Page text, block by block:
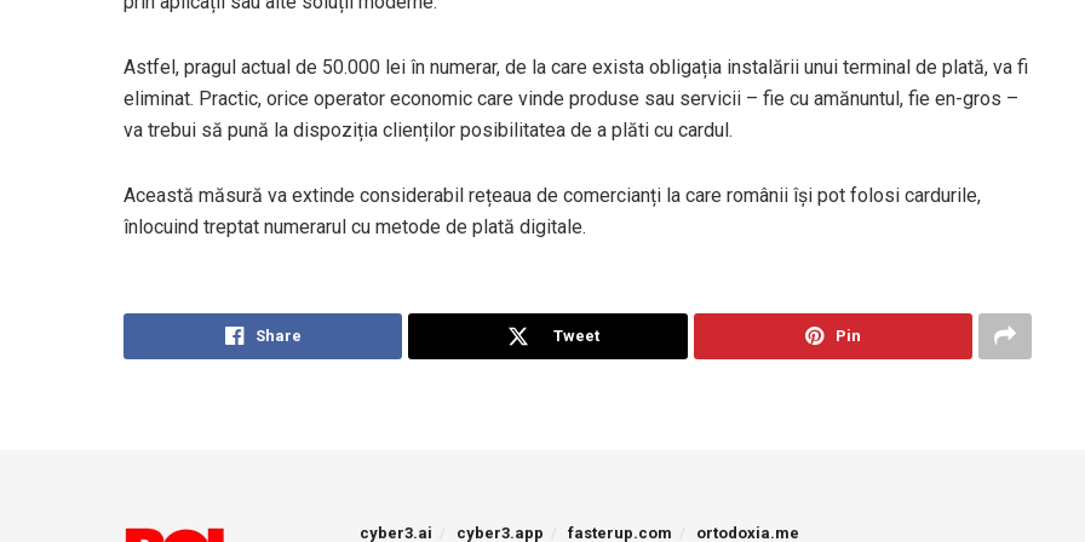
Astfel, pragul actual de 50.000 lei în numerar, de la care exista obligația instalării unui terminal de plată, va fi
eliminat. Practic, orice operator economic care vinde produse sau servicii – fie cu amănuntul, fie en-gros –
va trebui să pună la dispoziția clienților posibilitatea de a plăti cu cardul.
Această măsură va extinde considerabil rețeaua de comercianți la care românii își pot folosi cardurile,
înlocuind treptat numerarul cu metode de plată digitale.
Share Tweet Pin
cyber3.ai cyber3.app fasterup.com ortodoxia.me